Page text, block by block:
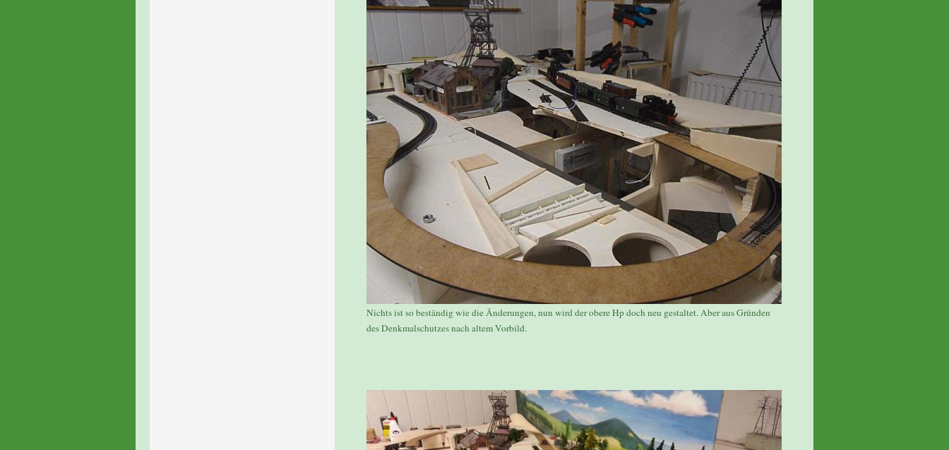
Nichts ist so beständig wie die Änderungen, nun wird der obere Hp doch neu gestaltet. Aber aus Gründen
des Denkmalschutzes nach altem Vorbild.